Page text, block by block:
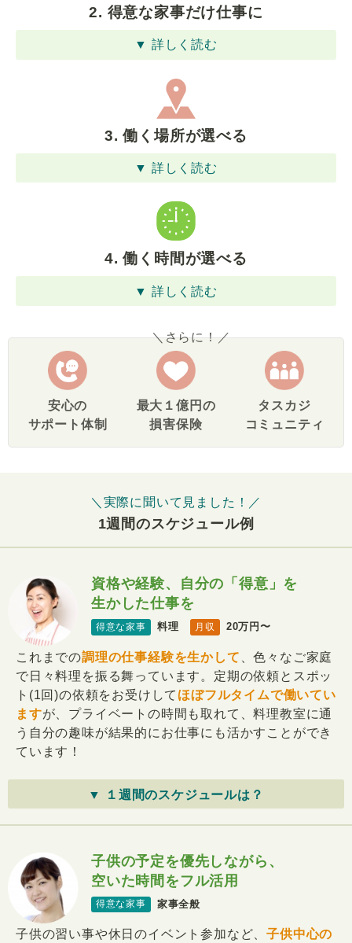
2. 得意な家事だけ仕事に
▼ 詳しく読む
3. 働く場所が選べる
▼ 詳しく読む
4. 働く時間が選べる
▼ 詳しく読む
＼さらに！／
安心の
サポート体制
最大１億円の
損害保険
タスカジ
コミュニティ
＼実際に聞いて見ました！／
1週間のスケジュール例
資格や経験、自分の「得意」を
生かした仕事を
得意な家事 料理 月収 20万円〜
これまでの調理の仕事経験を生かして 、色々なご家庭
で日々料理を振る舞っています。定期の依頼とスポッ
ト(1回)の依頼をお受けして ほぼフルタイムで働いてい
ますが、プライベートの時間も取れて、料理教室に通
う自分の趣味が結果的にお仕事にも活かすことができ
ています！
▼ １週間のスケジュールは？
子供の予定を優先しながら、
空いた時間をフル活用
得意な家事 家事全般
子供の習い事や休日のイベント参加など、子供中心の